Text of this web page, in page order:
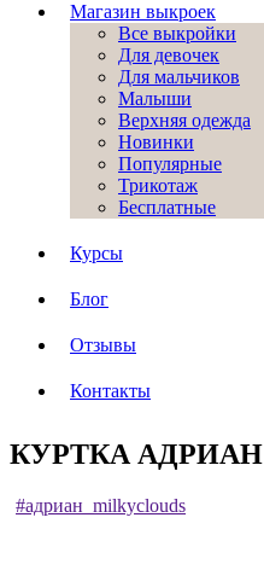
Магазин выкроек
Все выкройки
Для девочек
Для мальчиков
Малыши
Верхняя одежда
Новинки
Популярные
Трикотаж
Бесплатные
Курсы
Блог
Отзывы
Контакты
КУРТКА АДРИАН
#адриан_milkyclouds